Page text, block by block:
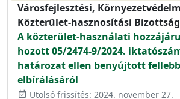
Városfejlesztési,
Közterület-hasznosítási
A közterület-használati
hozott 05/2474-9/2024.
határozat ellen benyújtott
elbírálásáról
event_available Utolsó frissítés: 2024. november 27.